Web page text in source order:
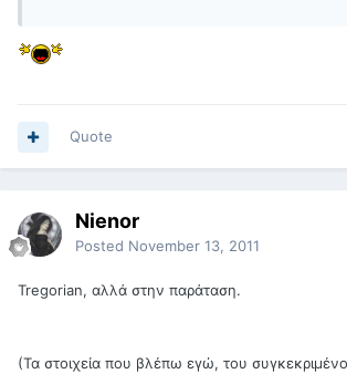
Quote
Nienor
Posted November 13, 2011
Tregorian, αλλά στην παράταση.
(Τα στοιχεία που βλέπω εγώ, του